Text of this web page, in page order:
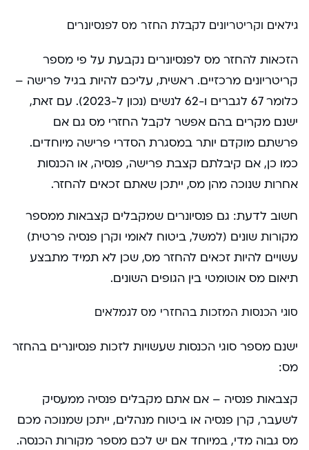
גילאים וקריטריונים לקבלת החזר מס לפנסיונרים
הזכאות להחזר מס לפנסיונרים נקבעת על פי מספר
קריטריונים מרכזיים. ראשית, עליכם להיות בגיל פרישה –
כלומר 67 לגברים ו-62 לנשים (נכון ל-2023). עם זאת,
ישנם מקרים בהם אפשר לקבל החזרי מס גם אם
פרשתם מוקדם יותר במסגרת הסדרי פרישה מיוחדים.
כמו כן, אם קיבלתם קצבת פרישה, פנסיה, או הכנסות
אחרות שנוכה מהן מס, ייתכן שאתם זכאים להחזר.
חשוב לדעת: גם פנסיונרים שמקבלים קצבאות ממספר
מקורות שונים (למשל, ביטוח לאומי וקרן פנסיה פרטית)
עשויים להיות זכאים להחזר מס, שכן לא תמיד מתבצע
תיאום מס אוטומטי בין הגופים השונים.
סוגי הכנסות המזכות בהחזרי מס לגמלאים
ישנם מספר סוגי הכנסות שעשויות לזכות פנסיונרים בהחזר
מס:
קצבאות פנסיה – אם אתם מקבלים פנסיה ממעסיק
לשעבר, קרן פנסיה או ביטוח מנהלים, ייתכן שמנוכה מכם
מס גבוה מדי, במיוחד אם יש לכם מספר מקורות הכנסה.